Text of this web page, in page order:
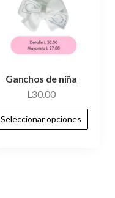
Ganchos de niña
L30.00
Seleccionar opciones